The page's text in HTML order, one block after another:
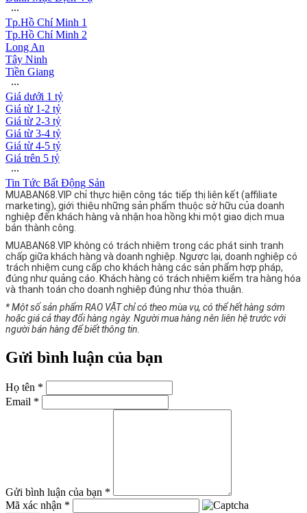
∙∙∙
Tp.Hồ Chí Minh 1
Tp.Hồ Chí Minh 2
Long An
Tây Ninh
Tiền Giang
∙∙∙
Giá dưới 1 tỷ
Giá từ 1-2 tỷ
Giá từ 2-3 tỷ
Giá từ 3-4 tỷ
Giá từ 4-5 tỷ
Giá trên 5 tỷ
∙∙∙
Tin Tức Bất Động Sản
MUABAN68.VIP chỉ thực hiện công tác tiếp thị liên kết (affiliate
marketing), giới thiệu những sản phẩm thuộc sở hữu của doanh
nghiệp đến khách hàng và nhận hoa hồng khi một giao dịch mua
bán thành công.
MUABAN68.VIP không có trách nhiệm trong các phát sinh tranh
chấp giữa khách hàng và doanh nghiệp. Ngược lại, doanh nghiệp có
trách nhiệm cung cấp cho khách hàng các sản phẩm hợp pháp,
đúng như quảng cáo. Khách hàng có trách nhiệm kiểm tra hàng hóa
và thanh toán cho doanh nghiệp đúng như thỏa thuận.
* Một số sản phẩm RAO VẶT chỉ có theo mùa vụ, có thể hết hàng sớm
hoặc giá cả thay đổi hàng ngày. Người mua hàng nên liên hệ trước với
người bán hàng để biết thông tin.
Gửi bình luận của bạn
Họ tên *
Email *
Gửi bình luận của bạn *
Mã xác nhận *